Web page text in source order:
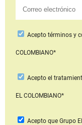
Aceptotérminos y
COLOMBIANO*
Acepto el
EL COLOMBIANO*
Acepto que Grupo